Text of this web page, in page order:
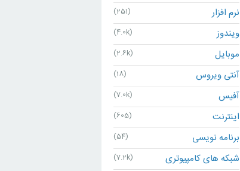
نرم افزار (251)
ویندوز (4.0k)
موبایل (2.6k)
آنتی ویروس (18)
آفیس (7.0k)
اینترنت (605)
برنامه نویسی (54)
شبکه های کامپیوتری (7.2k)